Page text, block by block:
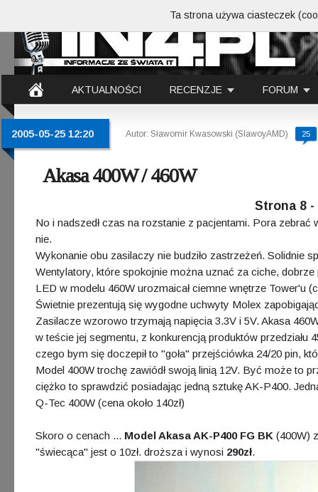
AKTUALNOŚCI RECENZJE FORUM
2005-05-25 12:20 Autor: Sławomir Kwasowski (SlawoyAMD) 25
Akasa 400W / 460W
Strona 8
No i nadszedł czas na rozstanie z pacjentami. Pora
nie.
Wykonanie obu zasilaczy nie budziło zastrzeżeń. Solidnie
Wentylatory, które spokojnie można uznać za ciche,
LED w modelu 460W urozmaicał ciemne wnętrze Tower'u
Świetnie prezentują się wygodne uchwyty Molex
Zasilacze wzorowo trzymają napięcia 3.3V i 5V. Akasa
w teście jej segmentu, z konkurencją produktów przedziału
czego bym się doczepił to "goła" przejściówka 24/20 pin,
Model 400W trochę zawiódł swoją linią 12V. Być może to
ciężko to sprawdzić posiadając jedną sztukę AK-P400.
Q-Tec 400W (cena około 140zł)
Skoro o cenach ... Model Akasa AK-P400 FG BK (400W)
"świecąca" jest o 10zł. droższa i wynosi 290zł.
Ta strona używa ciasteczek